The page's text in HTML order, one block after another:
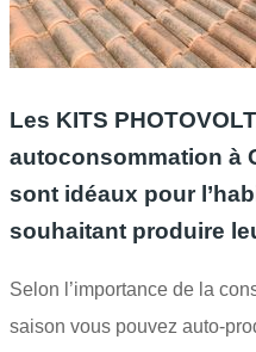
Les KITS
autoconsommation à
sont idéaux pour
souhaitant produire
Selon l’importance de la
saison vous pouvez auto-